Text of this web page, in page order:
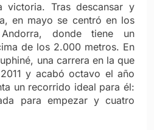
victoria. Tras descansar y
en mayo se centró en los
Andorra, donde tiene un
de los 2.000 metros. En
una carrera en la que
y acabó octavo el año
un recorrido ideal para él:
para empezar y cuatro